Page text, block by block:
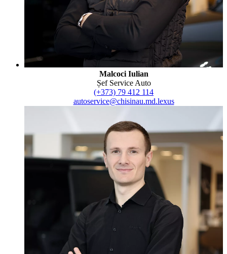
Malcoci Iulian
Șef Service Auto
(+373) 79 412 114
autoservice@chisinau.md.lexus